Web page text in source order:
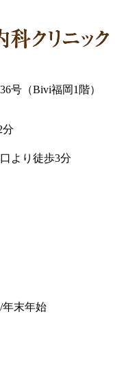
号（Bivi福岡1階）
分
より徒歩3分
年末年始